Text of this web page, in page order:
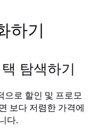
하기
탐색하기
으로 할인 및 프로모
보다 저렴한 가격에
다.